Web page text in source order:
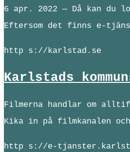
6 apr. 2022 — Då kan du
Eftersom det finns e-
http s://karlstad.se
Karlstads
Filmerna handlar om
Kika in på filmkanalen
http s://e-